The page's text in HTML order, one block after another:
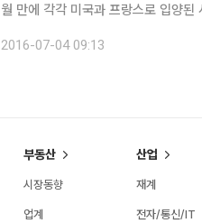
월 만에 각각 미국과 프랑스로 입양
에 대해 긍정적이었고, 아나이스 역시
2016-07-04 09:13
부동산
시장동향
업계
산업
재계
전자/통신/IT